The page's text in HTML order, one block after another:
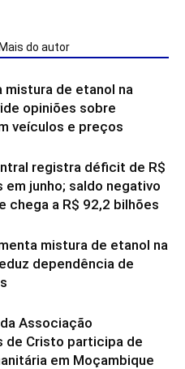
Mais do autor
mistura de etanol na
opiniões sobre
veículos e preços
registra déficit de R$
em junho; saldo negativo
chega a R$ 92,2 bilhões
mistura de etanol na
dependência de
Associação
de Cristo participa de
em Moçambique